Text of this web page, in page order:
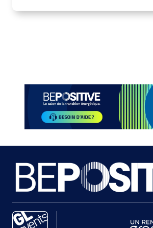
of
Paragraphes
Paragraphes